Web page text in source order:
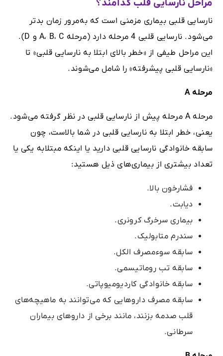
مراحل نارسایی قلب کدامند؟
نارسایی قلبی بیماری مزمنی است که به‌مرور زمان بدتر
می‌شود. نارسایی قلبی 4 مرحله دارد (مرحله A، B، C و D).
این مراحل طیفی از «خطر بالای ابتلا به نارسایی قلبی» تا
«نارسایی قلبی پیشرفته» را شامل می‌شوند.
مرحله A
مرحله A مرحله پیش از نارسایی قلبی در نظر گرفته می‌شود.
یعنی، خطر ابتلا به نارسایی قلبی در شما بالاست، چون
سابقه خانوادگی نارسایی قلبی دارید یا اینکه مبتلابه یکی یا
تعداد بیشتری از بیماری‌های ذیل هستید:
فشارخون بالا.
دیابت.
بیماری سرخرگ کرونری.
سندرم متابولیک.
سابقه سوءمصرف الکل.
سابقه تب روماتیسمی.
سابقه خانوادگی کاردیومیوپاتی.
سابقه مصرف داروهایی که می‌توانند به ماهیچه‌های
قلب صدمه بزنند، مانند برخی از داروهای بیماران
سرطانی.